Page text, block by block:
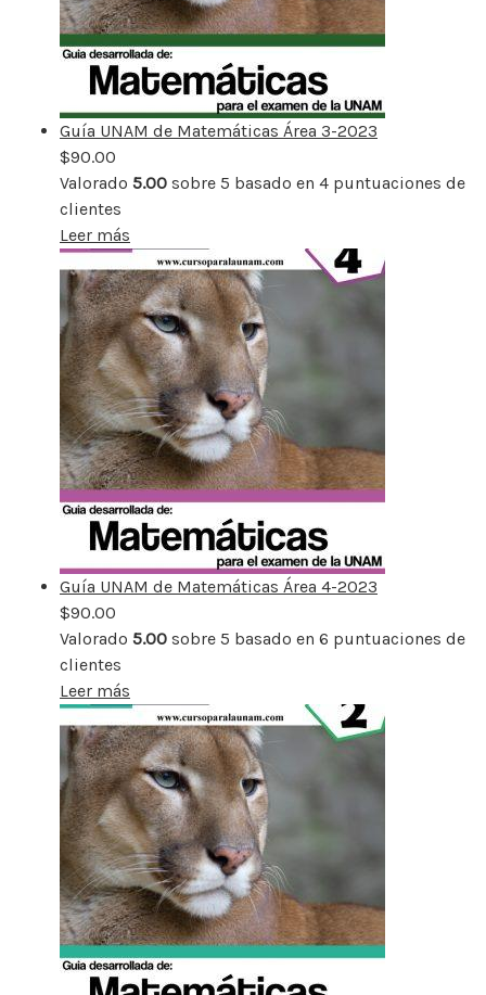
Guía UNAM de Matemáticas Área 3-2023
$90.00
Valorado 5.00 sobre 5 basado en 4 puntuaciones de
clientes
Leer más
Guía UNAM de Matemáticas Área 4-2023
$90.00
Valorado 5.00 sobre 5 basado en 6 puntuaciones de
clientes
Leer más